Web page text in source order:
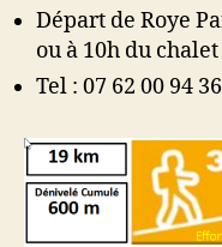
Départ de Roye
ou à 10h du
Tel : 07 62 00 94 36